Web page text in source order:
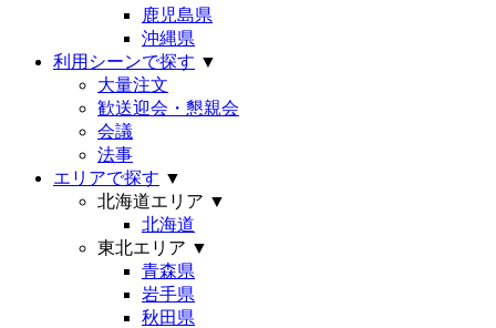
鹿児島県
沖縄県
利用シーンで探す ▼
大量注文
歓送迎会・懇親会
会議
法事
エリアで探す ▼
北海道エリア ▼
北海道
東北エリア ▼
青森県
岩手県
秋田県